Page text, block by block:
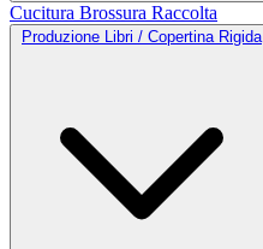
Cucitura Brossura Raccolta
Produzione Libri / Copertina Rigida